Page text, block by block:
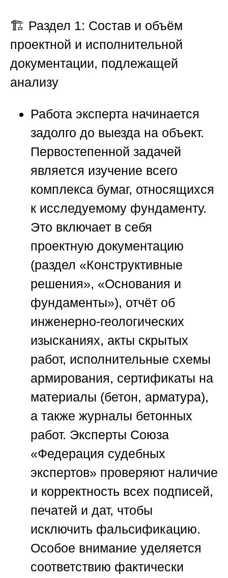
🏗️ Раздел 1: Состав и объём
проектной и исполнительной
документации, подлежащей
анализу
Работа эксперта начинается
задолго до выезда на объект.
Первостепенной задачей
является изучение всего
комплекса бумаг, относящихся
к исследуемому фундаменту.
Это включает в себя
проектную документацию
(раздел «Конструктивные
решения», «Основания и
фундаменты»), отчёт об
инженерно-геологических
изысканиях, акты скрытых
работ, исполнительные схемы
армирования, сертификаты на
материалы (бетон, арматура),
а также журналы бетонных
работ. Эксперты Союза
«Федерация судебных
экспертов» проверяют наличие
и корректность всех подписей,
печатей и дат, чтобы
исключить фальсификацию.
Особое внимание уделяется
соответствию фактически